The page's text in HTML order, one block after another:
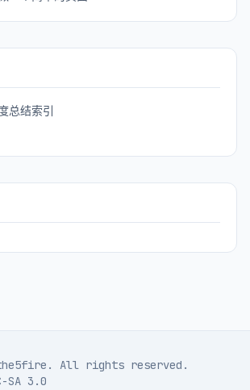
总结索引
All rights reserved.
SA 3.0